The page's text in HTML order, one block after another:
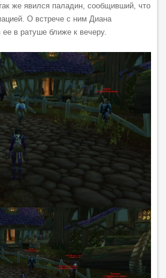
же явился паладин, сообщивший, что
О встрече с ним Диана
ее в ратуше ближе к вечеру.